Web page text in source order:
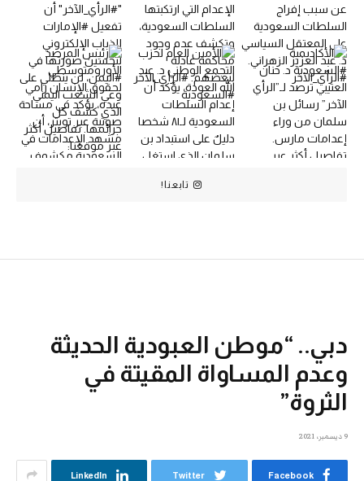
تابعنا!
دبي.. “موطن العبودية الحديثة
وعدم المساواة المقيتة في
الثروة”
9 ديسمبر، 2021
Facebook
Twitter
LinkedIn